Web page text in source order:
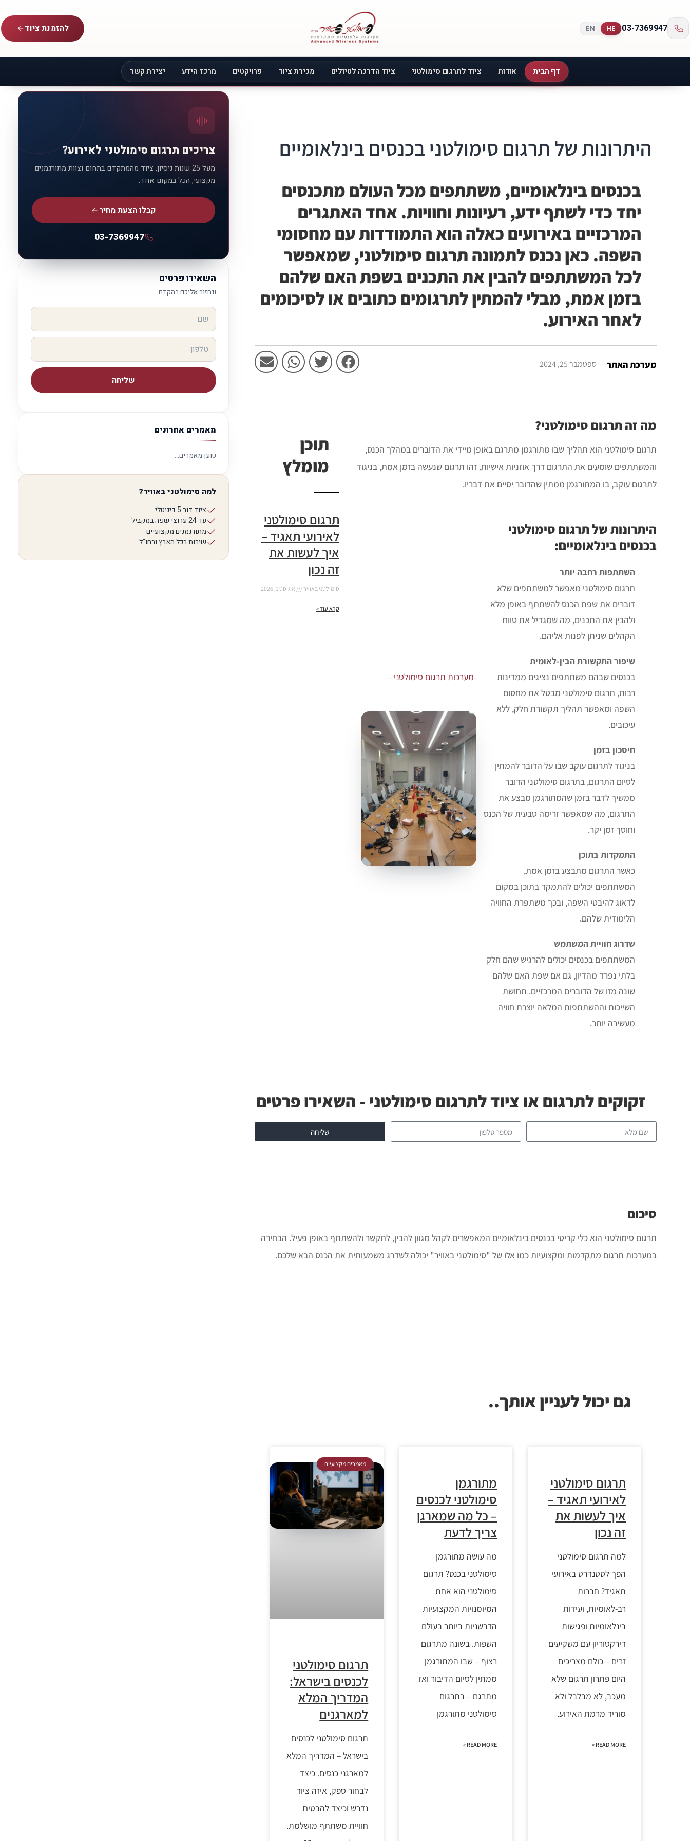
03-7369947
HE
EN להזמנת ציוד
דף הבית אודות ציוד לתרגום סימולטני ציוד הדרכה לטיולים מכירת ציוד פרויקטים מרכז הידע יצירת קשר
צריכים תרגום סימולטני לאירוע?
מעל 25 שנות ניסיון, ציוד מהמתקדם בתחום וצוות מתורגמנים
מקצועי, הכל במקום אחד.
קבלו הצעת מחיר
03-7369947
השאירו פרטים
ונחזור אליכם בהקדם
שליחה
מאמרים אחרונים
טוען מאמרים…
למה סימולטני באוויר?
ציוד דור 5 דיגיטלי
עד 24 ערוצי שפה במקביל
מתורגמנים מקצועיים
שירות בכל הארץ ובחו"ל
היתרונות של תרגום סימולטני בכנסים בינלאומיים
בכנסים בינלאומיים, משתתפים מכל העולם מתכנסים
יחד כדי לשתף ידע, רעיונות וחוויות. אחד האתגרים
המרכזיים באירועים כאלה הוא התמודדות עם מחסומי
השפה. כאן נכנס לתמונה תרגום סימולטני, שמאפשר
לכל המשתתפים להבין את התכנים בשפת האם שלהם
בזמן אמת, מבלי להמתין לתרגומים כתובים או לסיכומים
לאחר האירוע.
מערכת האתר ספטמבר 25, 2024
מה זה תרגום סימולטני?
תרגום סימולטני הוא תהליך שבו מתורגמן מתרגם באופן מיידי את הדוברים במהלך הכנס,
והמשתתפים שומעים את התרגום דרך אוזניות אישיות. זהו תרגום שנעשה בזמן אמת, בניגוד
לתרגום עוקב, בו המתורגמן ממתין שהדובר יסיים את דבריו.
היתרונות של תרגום סימולטני
בכנסים בינלאומיים:
השתתפות רחבה יותר
תרגום סימולטני מאפשר למשתתפים שלא
דוברים את שפת הכנס להשתתף באופן מלא
ולהבין את התכנים, מה שמגדיל את טווח
הקהלים שניתן לפנות אליהם.
שיפור התקשורת הבין-לאומית
בכנסים שבהם משתתפים נציגים ממדינות
רבות, תרגום סימולטני מבטל את מחסום
השפה ומאפשר תהליך תקשורת חלק, ללא
עיכובים.
חיסכון בזמן
בניגוד לתרגום עוקב שבו על הדובר להמתין
לסיום התרגום, בתרגום סימולטני הדובר
ממשיך לדבר בזמן שהמתורגמן מבצע את
התרגום, מה שמאפשר זרימה טבעית של הכנס
וחוסך זמן יקר.
התמקדות בתוכן
כאשר התרגום מתבצע בזמן אמת,
המשתתפים יכולים להתמקד בתוכן במקום
לדאוג להיבטי השפה, ובכך משתפרת החוויה
הלימודית שלהם.
שדרוג חוויית המשתמש
המשתתפים בכנסים יכולים להרגיש שהם חלק
בלתי נפרד מהדיון, גם אם שפת האם שלהם
שונה מזו של הדוברים המרכזיים. תחושת
השייכות וההשתתפות המלאה יוצרת חוויה
מעשירה יותר.
-מערכות תרגום סימולטני –
תוכן
מומלץ
תרגום סימולטני
לאירועי תאגיד –
איך לעשות את
זה נכון
סימולטני באוויר אוגוסט 1, 2026
קרא עוד »
זקוקים לתרגום או ציוד לתרגום סימולטני - השאירו פרטים
שליחה
סיכום
תרגום סימולטני הוא כלי קריטי בכנסים בינלאומיים המאפשרים לקהל מגוון להבין, לתקשר ולהשתתף באופן פעיל. הבחירה
במערכות תרגום מתקדמות ומקצועיות כמו אלו של "סימולטני באוויר" יכולה לשדרג משמעותית את הכנס הבא שלכם.
גם יכול לעניין אותך..
תרגום סימולטני
לאירועי תאגיד –
איך לעשות את
זה נכון
למה תרגום סימולטני
הפך לסטנדרט באירועי
תאגיד? חברות
רב-לאומיות, ועידות
בינלאומיות ופגישות
דירקטוריון עם משקיעים
זרים – כולם מצריכים
היום פתרון תרגום שלא
מעכב, לא מבלבל ולא
מוריד מרמת האירוע.
READ MORE »
מתורגמן
סימולטני לכנסים
– כל מה שמארגן
צריך לדעת
מה עושה מתורגמן
סימולטני בכנס? תרגום
סימולטני הוא אחת
המיומנויות המקצועיות
הדרשניות ביותר בעולם
השפות. בשונה מתרגום
רצוף – שבו המתורגמן
ממתין לסיום הדיבור ואז
מתרגם – בתרגום
סימולטני מתורגמן
READ MORE »
מאמרים מקצועיים
תרגום סימולטני
לכנסים בישראל:
המדריך המלא
למארגנים
תרגום סימולטני לכנסים
בישראל – המדריך המלא
למארגני כנסים. כיצד
לבחור ספק, איזה ציוד
נדרש וכיצד להבטיח
חוויית משתתף מושלמת.